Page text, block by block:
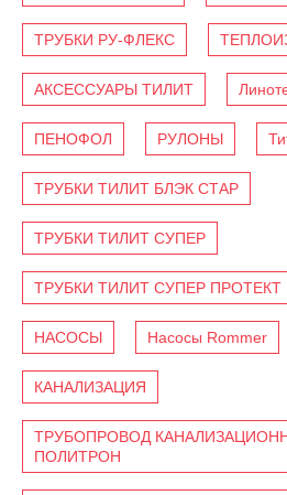
ТРУБКИ РУ-ФЛЕКС
АКСЕССУАРЫ ТИЛИТ
ПЕНОФОЛ РУЛОНЫ
ТРУБКИ ТИЛИТ БЛЭК СТАР
ТРУБКИ ТИЛИТ СУПЕР
ТРУБКИ ТИЛИТ СУПЕР ПРОТЕКТ
НАСОСЫ Насосы Rommer
КАНАЛИЗАЦИЯ
ТРУБОПРОВОД
ПОЛИТРОН